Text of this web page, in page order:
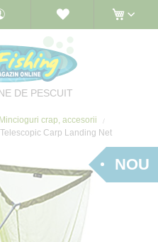
DE PESCUIT
Mincioguri crap, accesorii
Carp Landing Net
NOU